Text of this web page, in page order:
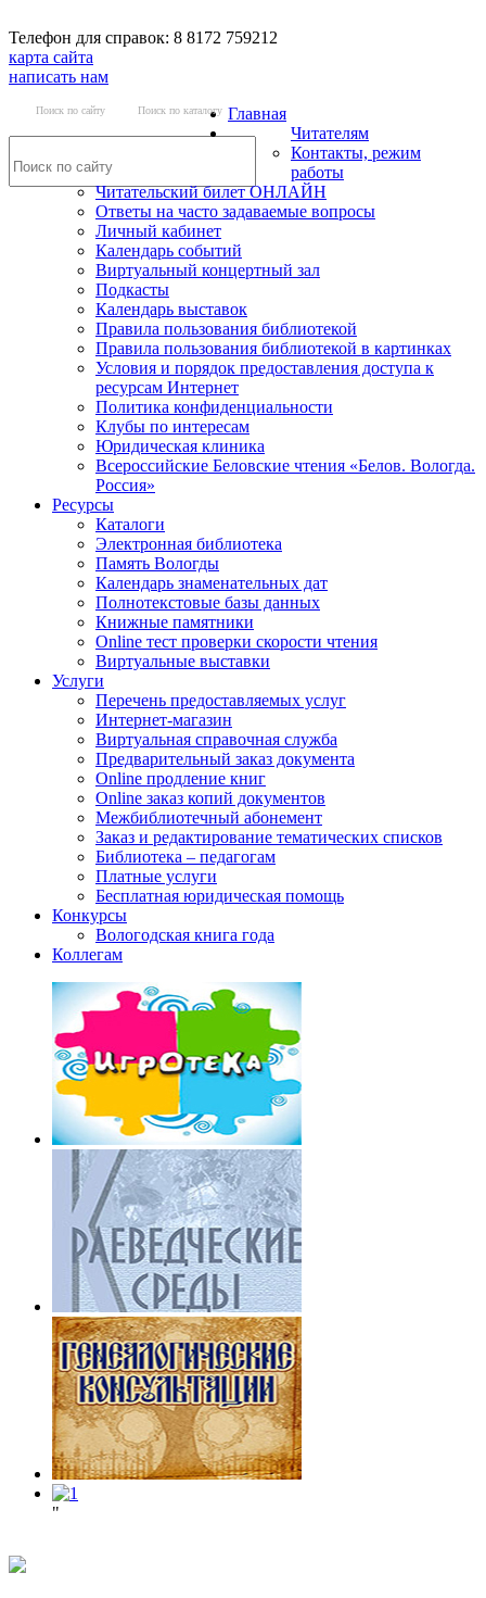
Телефон для справок: 8 8172 759212
карта сайта
написать нам
Поиск по сайту Поиск по каталогу Главная
Читателям
Контакты, режим
работы
Читательский билет ОНЛАЙН
Ответы на часто задаваемые вопросы
Личный кабинет
Календарь событий
Виртуальный концертный зал
Подкасты
Календарь выставок
Правила пользования библиотекой
Правила пользования библиотекой в картинках
Условия и порядок предоставления доступа к
ресурсам Интернет
Политика конфиденциальности
Клубы по интересам
Юридическая клиника
Всероссийские Беловские чтения «Белов. Вологда.
Россия»
Ресурсы
Каталоги
Электронная библиотека
Память Вологды
Календарь знаменательных дат
Полнотекстовые базы данных
Книжные памятники
Online тест проверки скорости чтения
Виртуальные выставки
Услуги
Перечень предоставляемых услуг
Интернет-магазин
Виртуальная справочная служба
Предварительный заказ документа
Online продление книг
Online заказ копий документов
Межбиблиотечный абонемент
Заказ и редактирование тематических списков
Библиотека – педагогам
Платные услуги
Бесплатная юридическая помощь
Конкурсы
Вологодская книга года
Коллегам
"